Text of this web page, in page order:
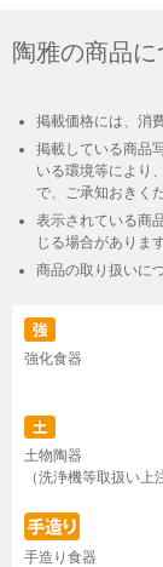
陶雅の商品に
掲載価格には、消
掲載している商品
いる環境等により
で、ご承知おきく
表示されている商
じる場合がありま
商品の取り扱いに
強化食器
土物陶器
（洗浄機等取扱い上
手造り食器